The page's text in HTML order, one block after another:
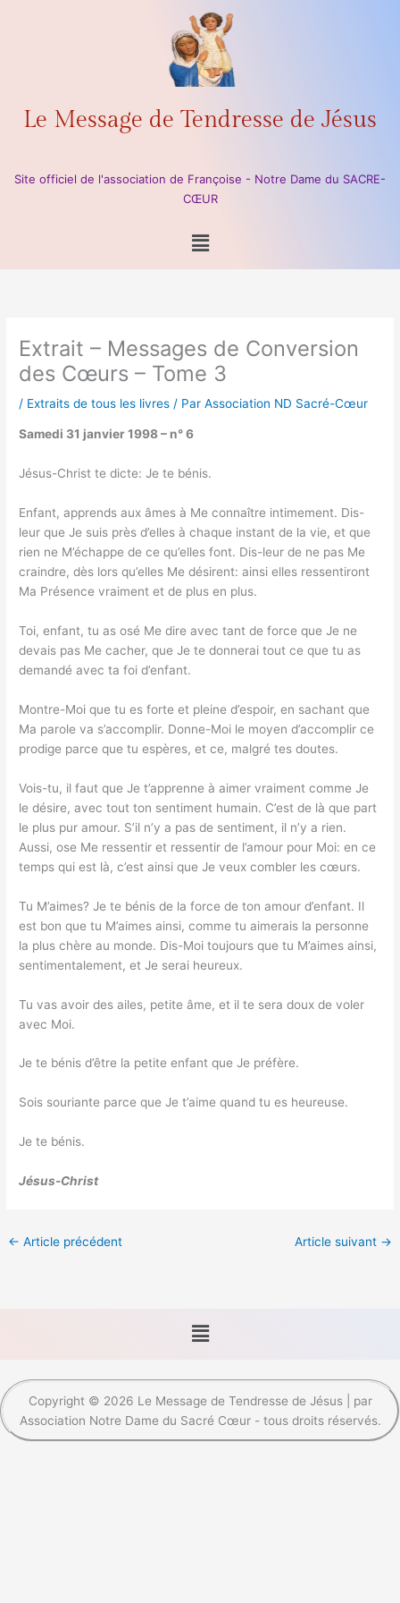
Le Message de Tendresse de Jésus
Site officiel de l'association de Françoise - Notre Dame du SACRE-
CŒUR
Menu
Extrait – Messages de Conversion
des Cœurs – Tome 3
/ Extraits de tous les livres / ParAssociation ND Sacré-Cœur
Samedi 31 janvier 1998 – n° 6
Jésus-Christ te dicte: Je te bénis.
Enfant, apprends aux âmes à Me connaître intimement. Dis-
leur que Je suis près d’elles à chaque instant de la vie, et que
rien ne M’échappe de ce qu’elles font. Dis-leur de ne pas Me
craindre, dès lors qu’elles Me désirent: ainsi elles ressentiront
Ma Présence vraiment et de plus en plus.
Toi, enfant, tu as osé Me dire avec tant de force que Je ne
devais pas Me cacher, que Je te donnerai tout ce que tu as
demandé avec ta foi d’enfant.
Montre-Moi que tu es forte et pleine d’espoir, en sachant que
Ma parole va s’accomplir. Donne-Moi le moyen d’accomplir ce
prodige parce que tu espères, et ce, malgré tes doutes.
Vois-tu, il faut que Je t’apprenne à aimer vraiment comme Je
le désire, avec tout ton sentiment humain. C’est de là que part
le plus pur amour. S’il n’y a pas de sentiment, il n’y a rien.
Aussi, ose Me ressentir et ressentir de l’amour pour Moi: en ce
temps qui est là, c’est ainsi que Je veux combler les cœurs.
Tu M’aimes? Je te bénis de la force de ton amour d’enfant. Il
est bon que tu M’aimes ainsi, comme tu aimerais la personne
la plus chère au monde. Dis-Moi toujours que tu M’aimes ainsi,
sentimentalement, et Je serai heureux.
Tu vas avoir des ailes, petite âme, et il te sera doux de voler
avec Moi.
Je te bénis d’être la petite enfant que Je préfère.
Sois souriante parce que Je t’aime quand tu es heureuse.
Je te bénis.
Jésus-Christ
← Article précédent Article suivant →
Menu
Copyright © 2026 Le Message de Tendresse de Jésus | par
Association Notre Dame du Sacré Cœur - tous droits réservés.